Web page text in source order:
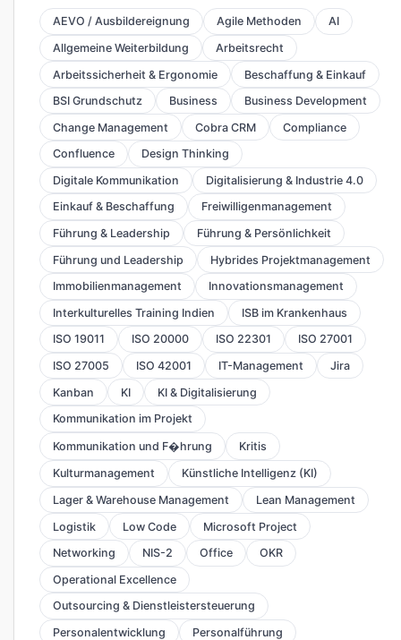
AEVO / Ausbildereignung Agile Methoden
AI
Allgemeine Weiterbildung
Arbeitsrecht
Arbeitssicherheit & Ergonomie
Beschaffung & Einkauf
BSI Grundschutz
Business
Business Development
Change Management
Cobra CRM
Compliance
Confluence
Design Thinking
Digitale Kommunikation
Digitalisierung & Industrie 4.0
Einkauf & Beschaffung
Freiwilligenmanagement
Führung & Leadership
Führung & Persönlichkeit
Führung und Leadership
Hybrides Projektmanagement
Immobilienmanagement
Innovationsmanagement
Interkulturelles Training Indien
ISB im Krankenhaus
ISO 19011
ISO 20000 ISO 22301
ISO 27001
ISO 27005
ISO 42001 IT-Management
Jira
Kanban
KI
KI & Digitalisierung
Kommunikation im Projekt
Kommunikation und F�hrung Kritis
Kulturmanagement
Künstliche Intelligenz (KI)
Lager & Warehouse Management
Lean Management
Logistik
Low Code
Microsoft Project
Networking
NIS-2 Office
OKR
Operational Excellence
Outsourcing & Dienstleistersteuerung
Personalentwicklung
Personalführung